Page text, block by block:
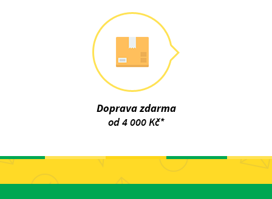
Doprava zdarma
od 4 000 Kč*